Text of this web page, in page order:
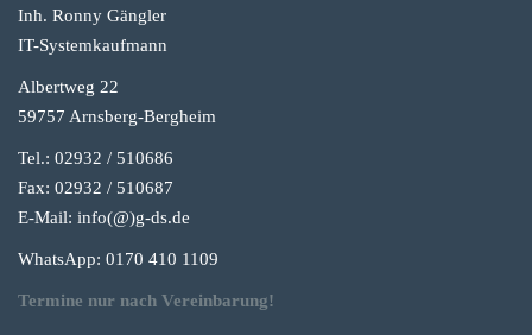
Inh. Ronny Gängler
IT-Systemkaufmann
Albertweg 22
59757 Arnsberg-Bergheim
Tel.: 02932 / 510686
Fax: 02932 / 510687
E-Mail: info(@)g-ds.de
WhatsApp: 0170 410 1109
Termine nur nach Vereinbarung!